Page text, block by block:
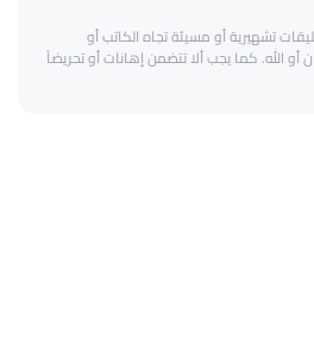
تشهيرية أو مسيئة تجاه الكاتب أو
أو الله. كما يجب ألا تتضمن إهانات أو تحريضاً